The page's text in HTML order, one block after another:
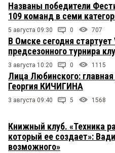
Названы победители
109 команд в семи
5 августа 09:30 0 707
В Омске сегодня
предсезонного турнира
3 августа 10:20 0 1115
Лица Любинского:
Георгия КИЧИГИНА
3 августа 09:40 5 1568
Книжный клуб. «Техника
который ее создает»:
возможного»